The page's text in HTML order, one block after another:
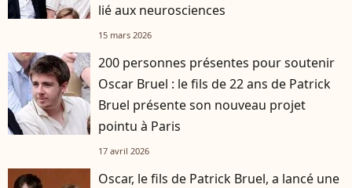
lié aux neurosciences
15 mars 2026
200 personnes présentes pour soutenir
Oscar Bruel : le fils de 22 ans de Patrick
Bruel présente son nouveau projet
pointu à Paris
17 avril 2026
Oscar, le fils de Patrick Bruel, a lancé une